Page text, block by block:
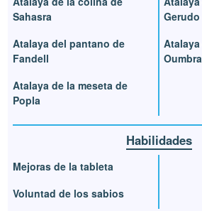
Sahasra
Atalaya del pantano de
Fandell
Atalaya de la meseta de
Popla
Gerudo
Oumbra
Habilidades
Mejoras de la tableta
Voluntad de los sabios